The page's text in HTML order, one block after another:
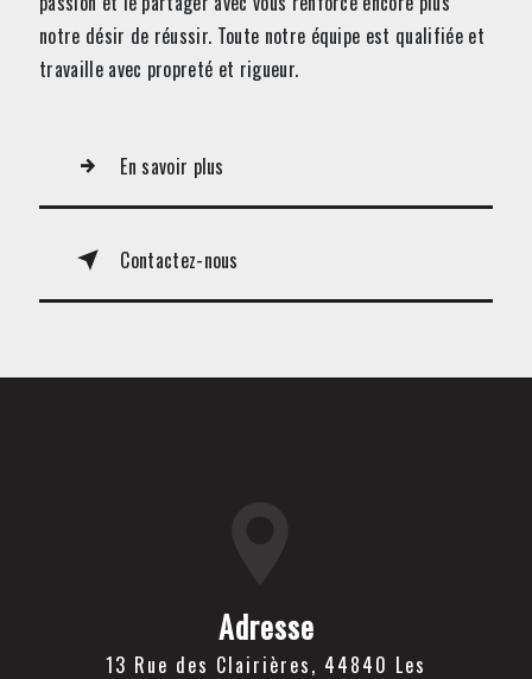
notre désir de réussir. Toute notre équipe est qualifiée et
travaille avec propreté et rigueur.
En savoir plus
Contactez-nous
Adresse
13 Rue des Clairières, 44840 Les